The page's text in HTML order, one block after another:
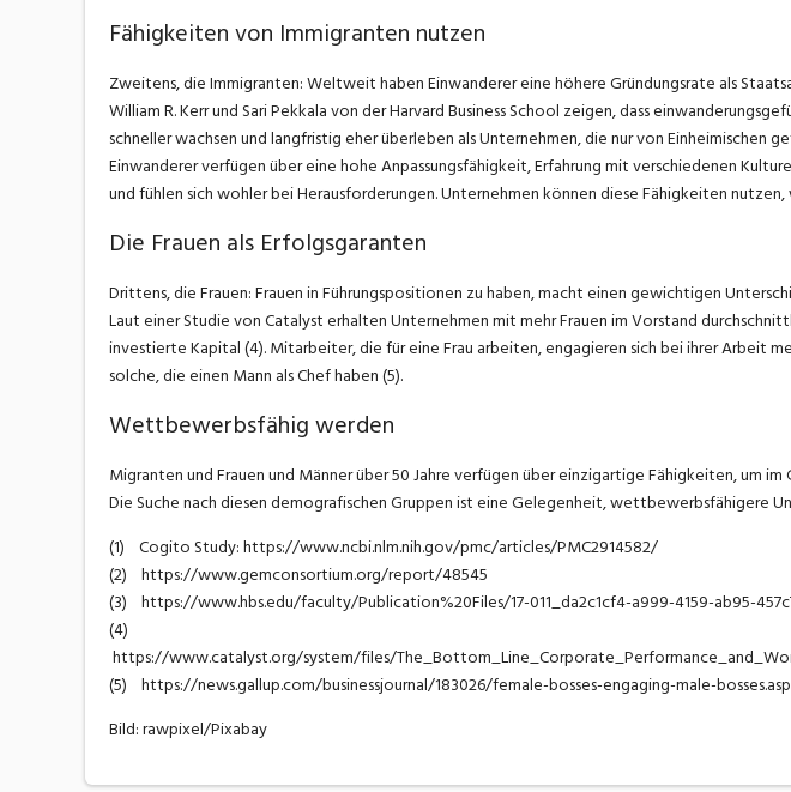
Fähigkeiten von Immigranten nutzen
Zweitens, die Immigranten: Weltweit haben Einwanderer eine höhere Gründungsrate als
William R. Kerr und Sari Pekkala von der Harvard Business School zeigen, dass
schneller wachsen und langfristig eher überleben als Unternehmen, die nur von Einheimischen
Einwanderer verfügen über eine hohe Anpassungsfähigkeit, Erfahrung mit verschiedenen
und fühlen sich wohler bei Herausforderungen. Unternehmen können diese Fähigkeiten
Die Frauen als Erfolgsgaranten
Drittens, die Frauen: Frauen in Führungspositionen zu haben, macht einen gewichtigen
Laut einer Studie von Catalyst erhalten Unternehmen mit mehr Frauen im Vorstand
investierte Kapital (4). Mitarbeiter, die für eine Frau arbeiten, engagieren sich bei ihrer Arbeit
solche, die einen Mann als Chef haben (5).
Wettbewerbsfähig werden
Migranten und Frauen und Männer über 50 Jahre verfügen über einzigartige Fähigkeiten, um
Die Suche nach diesen demografischen Gruppen ist eine Gelegenheit, wettbewerbsfähigere
(1) Cogito Study: https://www.ncbi.nlm.nih.gov/pmc/articles/PMC2914582/
(2) https://www.gemconsortium.org/report/48545
(3) https://www.hbs.edu/faculty/Publication%20Files/17-011_da2c1cf4-a999-4159-ab95-
(4)
https://www.catalyst.org/system/files/
(5) https://news.gallup.com/businessjournal/183026/female-bosses-engaging-male-
Bild: rawpixel/Pixabay